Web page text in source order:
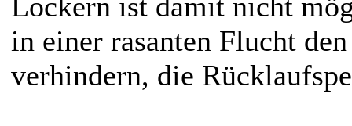
in einer rasanten Flucht
verhindern, die